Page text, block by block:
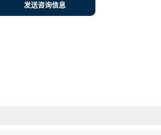
发送咨询信息